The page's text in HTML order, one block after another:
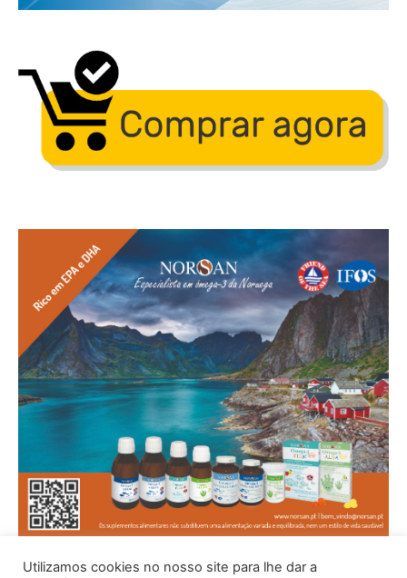
Utilizamos cookies no nosso site para lhe dar a